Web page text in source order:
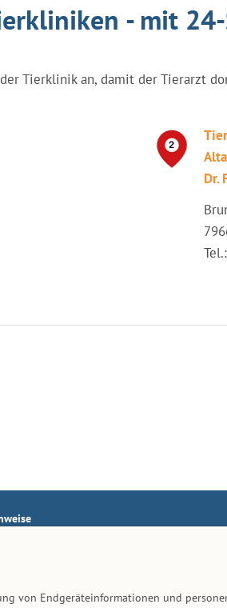
- mit
Tierklinik an, damit der Tierarzt
Dr.
von Endgeräteinformationen und